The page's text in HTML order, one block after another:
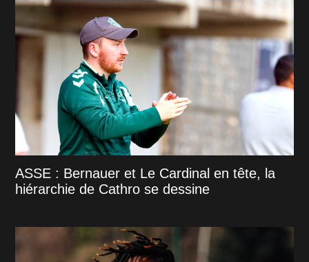
ASSE : Bernauer et Le Cardinal en tête, la
hiérarchie de Cathro se dessine